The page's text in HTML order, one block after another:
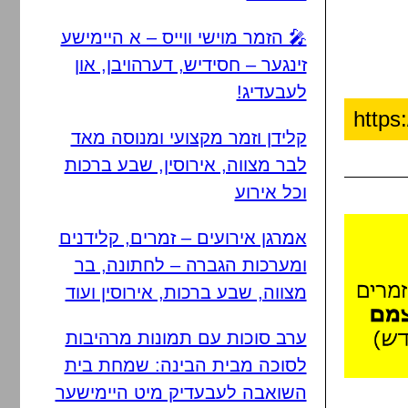
🎤 הזמר מוישי ווייס – א היימישע
זינגער – חסידיש, דערהויבן, און
לעבעדיג!
קלידן וזמר מקצועי ומנוסה מאד
לבר מצווה, אירוסין, שבע ברכות
וכל אירוע
אמרגן אירועים – זמרים, קלידנים
ומערכות הגברה – לחתונה, בר
מצווה, שבע ברכות, אירוסין ועוד
ערב סוכות עם תמונות מרהיבות
לסוכה מבית הבינה: שמחת בית
השואבה לעבעדיק מיט היימישער